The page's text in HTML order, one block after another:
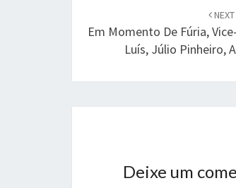
NEXT
Em Momento De Fúria,
Luís, Júlio Pinheiro,
Deixe um